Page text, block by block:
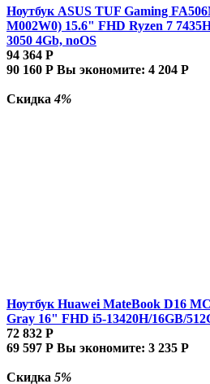
Ноутбук ASUS TUF Gaming
M002W0) 15.6" FHD Ryzen 7
3050 4Gb, noOS
94 364 Р
90 160 Р Вы экономите: 4 204 Р
Скидка4%
Ноутбук Huawei MateBook D16
Gray 16" FHD i5-13420H/16GB/
72 832 Р
69 597 Р Вы экономите: 3 235 Р
Скидка 5%